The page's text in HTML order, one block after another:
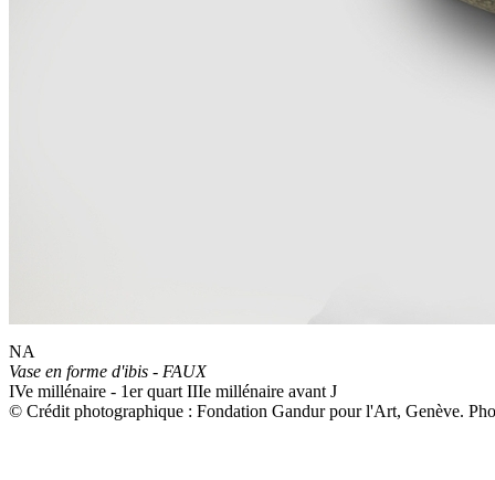
NA
Vase en forme d'ibis - FAUX
IVe millénaire - 1er quart IIIe millénaire avant J
© Crédit photographique : Fondation Gandur pour l'Art, Genève.